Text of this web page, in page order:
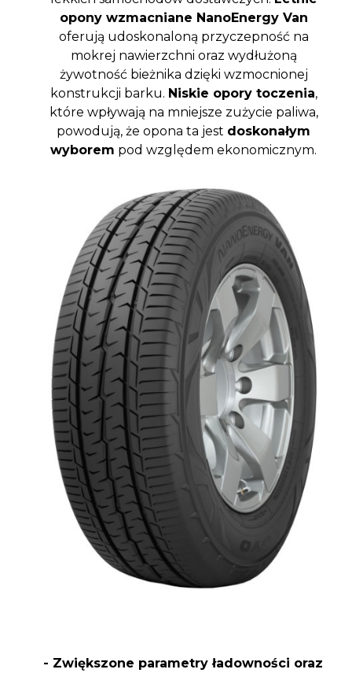
opony wzmacniane NanoEnergy Van
oferują udoskonaloną przyczepność na
mokrej nawierzchni oraz wydłużoną
żywotność bieżnika dzięki wzmocnionej
konstrukcji barku. Niskie opory toczenia,
które wpływają na mniejsze zużycie paliwa,
powodują, że opona ta jest doskonałym
wyborem pod względem ekonomicznym.
- Zwiększone parametry ładowności oraz